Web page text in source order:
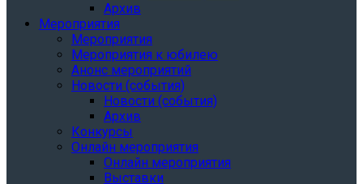
Архив
Мероприятия
Мероприятия
Мероприятия к юбилею
Анонс мероприятий
Новости (события)
Новости (события)
Архив
Конкурсы
Онлайн мероприятия
Онлайн мероприятия
Выставки